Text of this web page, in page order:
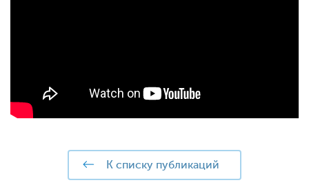
к списку публикаций